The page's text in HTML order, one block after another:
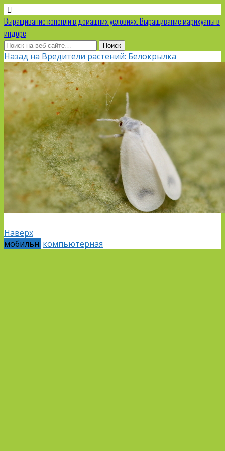
Выращивание конопли в домашних условиях. Выращивание марихуаны в
индоре
Назад на Вредители растений: Белокрылка
Наверх
мобильн. компьютерная